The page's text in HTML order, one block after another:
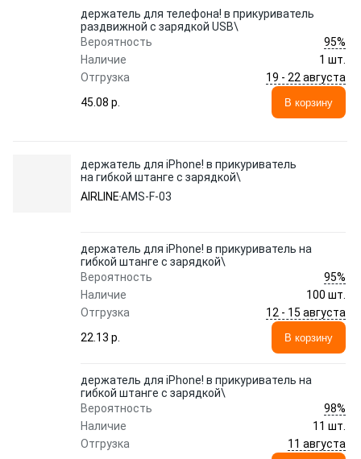
держатель для телефона! в прикуриватель
раздвижной с зарядкой USB\
Вероятность
95%
Наличие
1 шт.
Отгрузка
19 - 22 августа
45.08 p.
В корзину
держатель для iPhone! в прикуриватель
на гибкой штанге с зарядкой\
AIRLINEAMS-F-03
держатель для iPhone! в прикуриватель на
гибкой штанге с зарядкой\
Вероятность
95%
Наличие
100 шт.
Отгрузка
12 - 15 августа
22.13 p.
В корзину
держатель для iPhone! в прикуриватель на
гибкой штанге с зарядкой\
Вероятность
98%
Наличие
11 шт.
Отгрузка
11 августа